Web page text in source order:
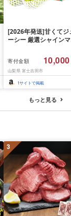
[2026年発送]甘くてジ
ーシー 厳選シャインマ
月前半(1〜15日)から
月下旬までの発送) フ
ーツ ぶどう 果物 山梨
産 2026 旬 大粒 高級
寄付金額 10,000
山梨県 富士吉田市
1サイトで掲載
もっと見る
3